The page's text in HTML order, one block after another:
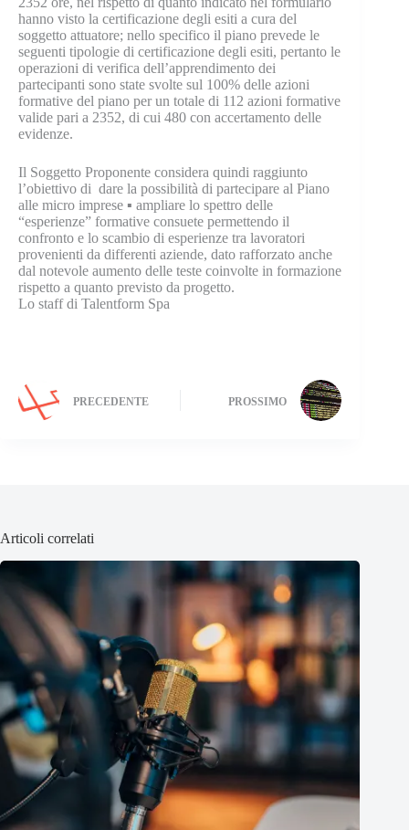
hanno visto la certificazione degli esiti a cura del
soggetto attuatore; nello specifico il piano prevede le
seguenti tipologie di certificazione degli esiti, pertanto le
operazioni di verifica dell’apprendimento dei
partecipanti sono state svolte sul 100% delle azioni
formative del piano per un totale di 112 azioni formative
valide pari a 2352, di cui 480 con accertamento delle
evidenze.
Il Soggetto Proponente considera quindi raggiunto
l’obiettivo di dare la possibilità di partecipare al Piano
alle micro imprese ▪ ampliare lo spettro delle
“esperienze” formative consuete permettendo il
confronto e lo scambio di esperienze tra lavoratori
provenienti da differenti aziende, dato rafforzato anche
dal notevole aumento delle teste coinvolte in formazione
rispetto a quanto previsto da progetto.
Lo staff di Talentform Spa
PRECEDENTE PROSSIMO
Articoli correlati